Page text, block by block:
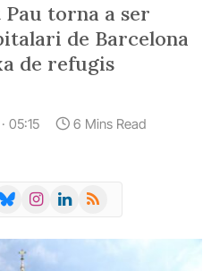
Pau torna a ser
de Barcelona
de refugis
05:15 6 Mins Read
BlueskyInstagramLinkedIn
RSS